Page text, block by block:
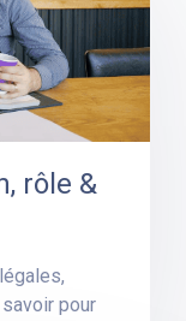
rôle &
pour